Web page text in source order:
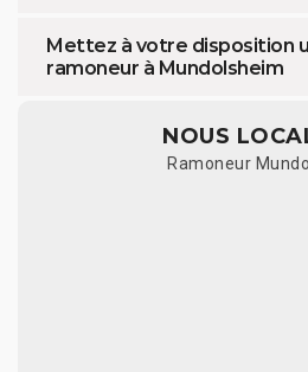
Mettez à votre disposition
ramoneur à Mundolsheim
NOUS
Ramoneur